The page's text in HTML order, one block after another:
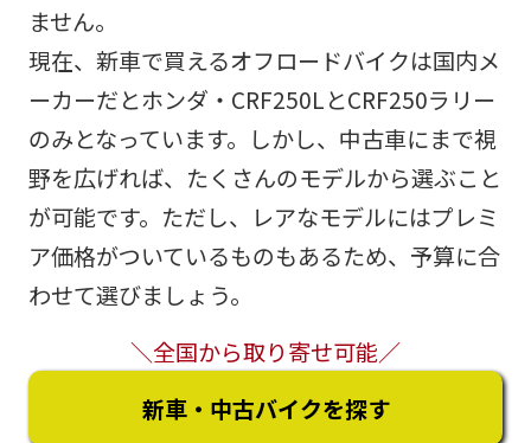
ません。
現在、新車で買えるオフロードバイクは国内メ
ーカーだとホンダ・CRF250LとCRF250ラリー
のみとなっています。しかし、中古車にまで視
野を広げれば、たくさんのモデルから選ぶこと
が可能です。ただし、レアなモデルにはプレミ
ア価格がついているものもあるため、予算に合
わせて選びましょう。
＼全国から取り寄せ可能／
新車・中古バイクを探す